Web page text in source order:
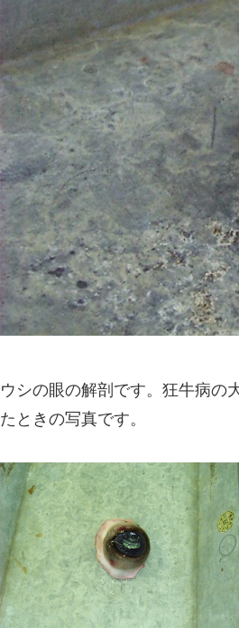
ウシの眼の解剖です。狂牛病の
たときの写真です。